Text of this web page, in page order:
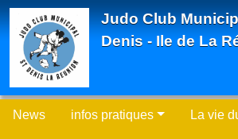
Judo Club
Denis - Ile de La
News infos pratiques La vie
Panneau de gestion des cookies